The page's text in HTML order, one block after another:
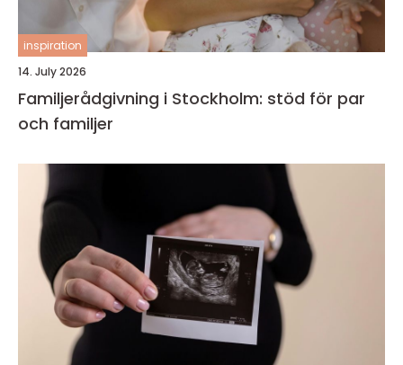
inspiration
14. July 2026
Familjerådgivning i Stockholm: stöd för par
och familjer